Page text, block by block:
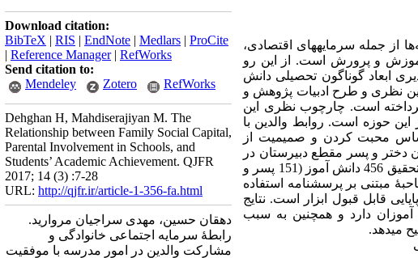
از جمله سرمایه­های اقتصادی،
آموزش و پرورش است. از این رو
ابعاد گوناگون تحصیلی دانش
نظری و طرح ادبیات پژوهش و
است. چارچوب نظری این
این حوزه است. روابط والدین با
محبت کردن و صمیمیت از
دختر و پسر مقطع دبیرستان در
پنج منطقۀ شهر تهران(مناطق 1،5،7،4،12) در سال تحصیلی 94- 1393 می­باشد. حجم نمونه آماری این تحقیق 456 دانش آموز (151 پسر و
مبتنی بر پرسشنامه استفاده
قابل قبول ابزار است. نتایج
دارد و همچنین به سبب
می­دهد.
Download citation:
BibTeX | RIS | EndNote | Medlars | ProCite
| Reference Manager| RefWorks
Send citation to:
Mendeley
Zotero RefWorks
Dehghan H, Mahdiserajiyan M. The
Relationship between Family Social Capital,
Parental Involvement in Schools, and
Students’ Academic Achievement. QJFR
2017; 14 (3) :7-28
URL: http://qjfr.ir/article-1-356-fa.html
دهقان حسین، مهدی سراجیان مروارید.
رابطۀ سرمایه اجتماعی خانوادگی و
مشارکت والدین در امور مدرسه با موفقیت